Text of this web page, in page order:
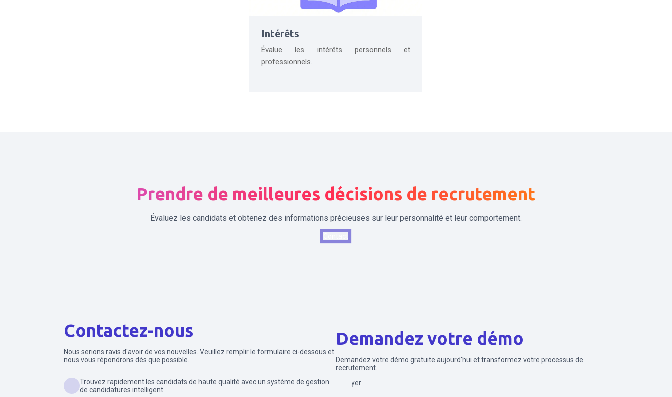
Intérêts
Évalue les intérêts personnels et
professionnels.
Prendre de meilleures décisions de recrutement
Évaluez les candidats et obtenez des informations précieuses sur leur personnalité et leur comportement.
Contactez-nous
Nous serions ravis d'avoir de vos nouvelles. Veuillez remplir le formulaire ci-dessous et
nous vous répondrons dès que possible.
Trouvez rapidement les candidats de haute qualité avec un système de gestion
de candidatures intelligent
Demandez votre démo
Demandez votre démo gratuite aujourd'hui et transformez votre processus de
recrutement.
Envoyer